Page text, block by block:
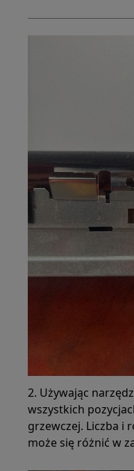
2. Używając
wszystkich
grzewczej. Liczba i
może się różnić w